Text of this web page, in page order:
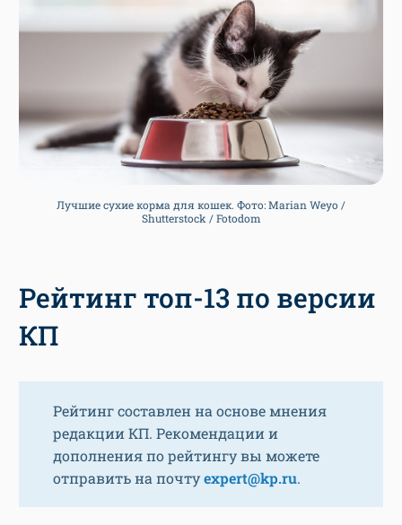
Лучшие сухие корма для кошек. Фото: Marian Weyo /
Shutterstock / Fotodom
Рейтинг топ-13 по версии
КП
Рейтинг составлен на основе мнения
редакции КП. Рекомендации и
дополнения по рейтингу вы можете
отправить на почтуexpert@kp.ru.